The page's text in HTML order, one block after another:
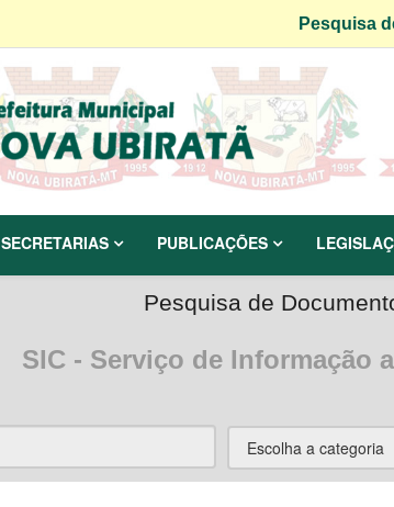
Pesquisa
SECRETARIAS PUBLICAÇÕES
Pesquisa de
SIC - Serviço de Informação